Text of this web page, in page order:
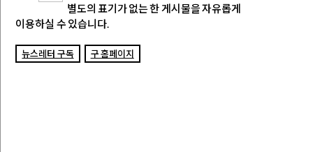
별도의 표기가 없는 한 게시물을 자유롭게
이용하실 수 있습니다.
뉴스레터 구독 구 홈페이지